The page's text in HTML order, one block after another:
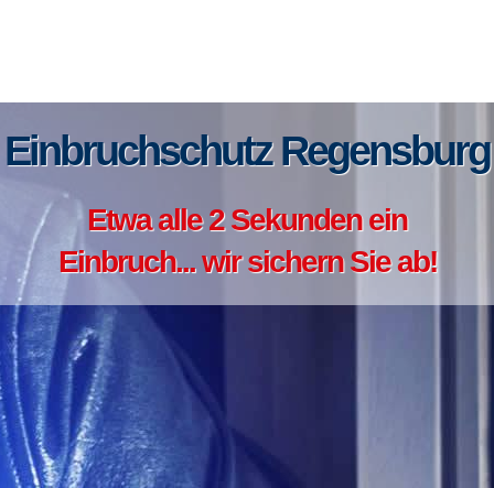
Einbruchschutz Regensburg
Etwa alle 2 Sekunden ein
Einbruch... wir sichern Sie ab!